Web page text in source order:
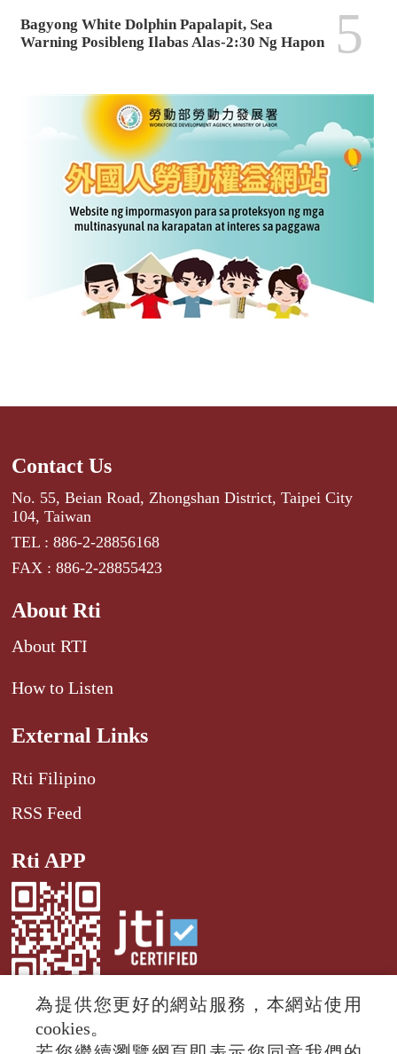
Bagyong White Dolphin Papalapit, Sea
Warning Posibleng Ilabas Alas-2:30 Ng Hapon
5
Contact Us
No. 55, Beian Road, Zhongshan District, Taipei City
104, Taiwan
TEL : 886-2-28856168
FAX : 886-2-28855423
About Rti
About RTI
How to Listen
External Links
Rti Filipino
RSS Feed
Rti APP
為提供您更好的網站服務，本網站使用
cookies。